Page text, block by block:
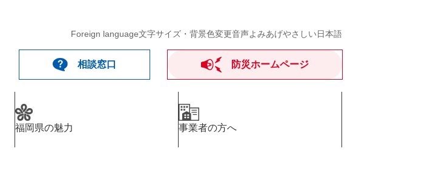
Foreign language文字サイズ・背景色変更音声よみあげやさしい日本語
相談窓口 防災ホームページ
福岡県の魅力 事業者の方へ